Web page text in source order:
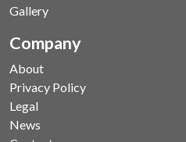
Gallery
Company
About
Privacy Policy
Legal
News